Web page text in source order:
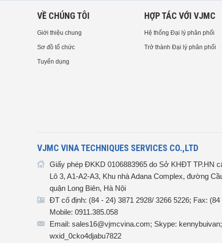
VỀ CHÚNG TÔI
Giới thiệu chung
Sơ đồ tổ chức
Tuyển dụng
HỢP TÁC VỚI VJMC
Hệ thống Đại lý phân phối
Trở thành Đại lý phân phối
VJMC VINA TECHNIQUES SERVICES CO.,LTD
Giấy phép ĐKKD 0106883965 do Sở KHĐT TP.HN
Lô 3, A1-A2-A3, Khu nhà Adana Complex, đường
quận Long Biên, Hà Nội
ĐT cố định: (84 - 24) 3871 2928/ 3266 5226; Fax:
Mobile: 0911.385.058
Email: sales16@vjmcvina.com; Skype:
wxid_0cko4djabu7822